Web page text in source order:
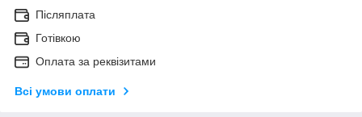
Післяплата
Готівкою
Оплата за реквізитами
Всі умови оплати